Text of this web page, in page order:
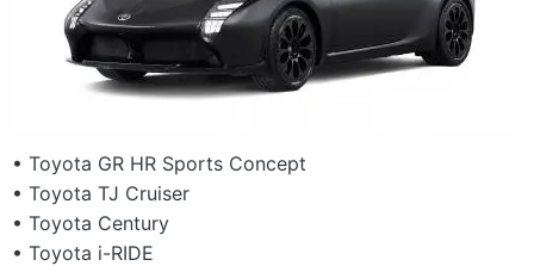
• Toyota GR HR Sports Concept
• Toyota TJ Cruiser
• Toyota Century
• Toyota i-RIDE